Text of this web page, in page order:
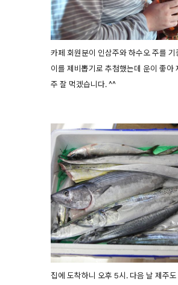
카페 회원분이 인삼주와 하수오 주를
이를 제비뽑기로 추첨했는데 운이 좋아
주 잘 먹겠습니다. ^^
집에 도착하니 오후 5시. 다음 날 제주